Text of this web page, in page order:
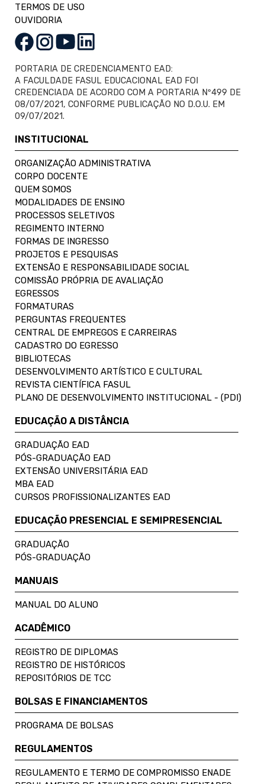
TERMOS DE USO
OUVIDORIA
PORTARIA DE CREDENCIAMENTO EAD:
A FACULDADE FASUL EDUCACIONAL EAD FOI
CREDENCIADA DE ACORDO COM A PORTARIA Nº499 DE
08/07/2021, CONFORME PUBLICAÇÃO NO D.O.U. EM
09/07/2021.
INSTITUCIONAL
ORGANIZAÇÃO ADMINISTRATIVA
CORPO DOCENTE
QUEM SOMOS
MODALIDADES DE ENSINO
PROCESSOS SELETIVOS
REGIMENTO INTERNO
FORMAS DE INGRESSO
PROJETOS E PESQUISAS
EXTENSÃO E RESPONSABILIDADE SOCIAL
COMISSÃO PRÓPRIA DE AVALIAÇÃO
EGRESSOS
FORMATURAS
PERGUNTAS FREQUENTES
CENTRAL DE EMPREGOS E CARREIRAS
CADASTRO DO EGRESSO
BIBLIOTECAS
DESENVOLVIMENTO ARTÍSTICO E CULTURAL
REVISTA CIENTÍFICA FASUL
PLANO DE DESENVOLVIMENTO INSTITUCIONAL - (PDI)
EDUCAÇÃO A DISTÂNCIA
GRADUAÇÃO EAD
PÓS-GRADUAÇÃO EAD
EXTENSÃO UNIVERSITÁRIA EAD
MBA EAD
CURSOS PROFISSIONALIZANTES EAD
EDUCAÇÃO PRESENCIAL E SEMIPRESENCIAL
GRADUAÇÃO
PÓS-GRADUAÇÃO
MANUAIS
MANUAL DO ALUNO
ACADÊMICO
REGISTRO DE DIPLOMAS
REGISTRO DE HISTÓRICOS
REPOSITÓRIOS DE TCC
BOLSAS E FINANCIAMENTOS
PROGRAMA DE BOLSAS
REGULAMENTOS
REGULAMENTO E TERMO DE COMPROMISSO ENADE